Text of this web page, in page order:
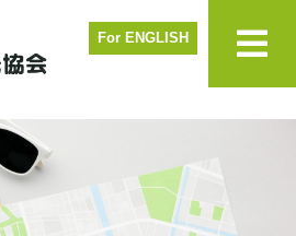
For ENGLISH